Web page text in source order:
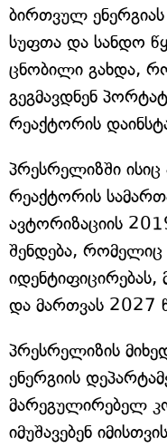
ბირთვულ
სუფთა და სანდო
ცნობილი გახდა,
გეგმავდნენ
რეაქტორის
პრესრელიზში
რეაქტორის
ავტორიზაციის
შენდება, რომელიც
იდენტიფიცირებას,
და მართვას 2027
პრესრელიზის
ენერგიის
მარეგულირებელ
იმუშავებენ